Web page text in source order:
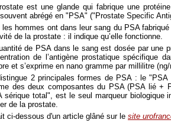
est une glande qui fabrique une
abrégé en "PSA" ("Prostate Specific
les hommes ont dans leur sang du PSA
de la prostate : il indique qu’elle fonctionne.
de PSA dans le sang est dosée par une
de l’antigène prostatique spécifique
et s’exprime en nano gramme par millilitre
2 principales formes de PSA : le
des deux composantes du PSA (PSA lié +
sérique total", est le seul marqueur biologique
de la prostate.
ci-dessous d'un article glâné sur le site